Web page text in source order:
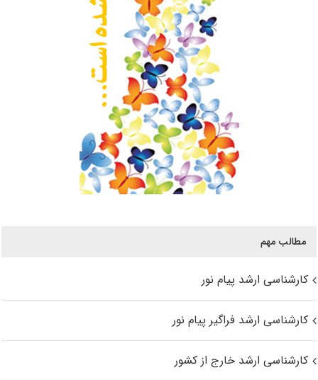
مطالب مهم
کارشناسی ارشد پیام نور
کارشناسی ارشد فراگیر پیام نور
کارشناسی ارشد خارج از کشور